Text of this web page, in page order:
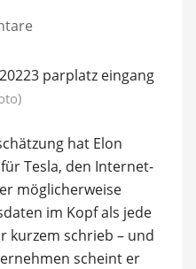
hat Elon
Tesla, den Internet-
möglicherweise
im Kopf als jede
kurzem schrieb – und
scheint er